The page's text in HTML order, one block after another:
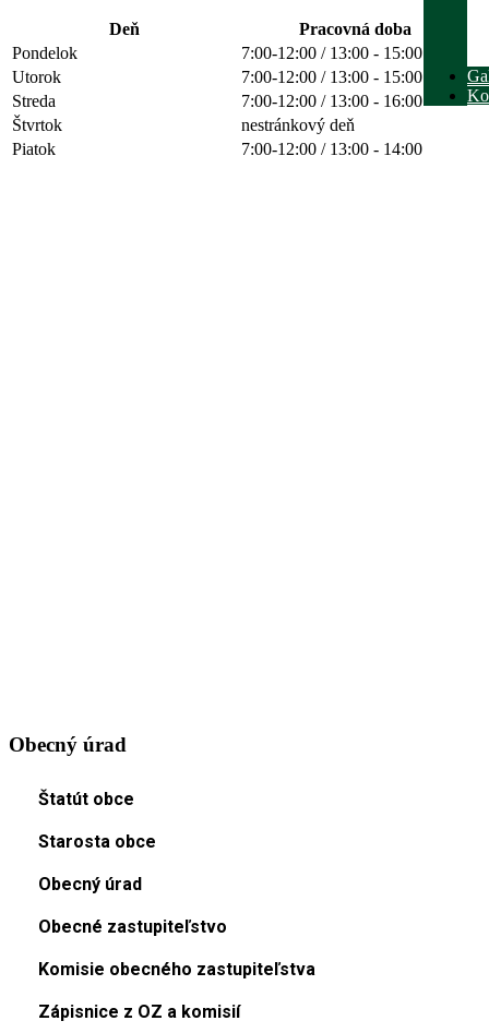
Deň
Pracovná doba
Pondelok
7:00-12:00 / 13:00 - 15:00
Utorok
7:00-12:00 / 13:00 - 15:00
Streda
7:00-12:00 / 13:00 - 16:00
Štvrtok
nestránkový deň
Piatok
7:00-12:00 / 13:00 - 14:00
Obecný úrad
Štatút obce
Starosta obce
Obecný úrad
Obecné zastupiteľstvo
Komisie obecného zastupiteľstva
Zápisnice z OZ a komisií